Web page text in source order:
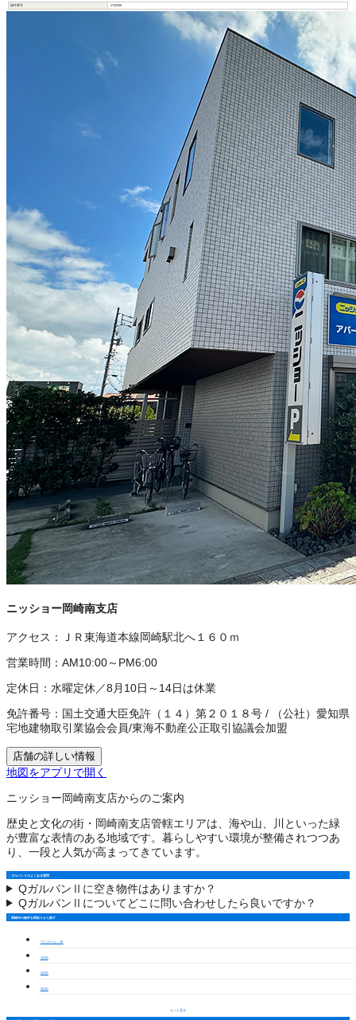
物件番号 2702938
ニッショー岡崎南支店
アクセス：
ＪＲ東海道本線岡崎駅北へ１６０ｍ
営業時間： AM10:00～PM6:00
定休日： 水曜定休／8月10日～14日は休業
免許番号： 国土交通大臣免許（１４）第２０１８号 /
（公社）愛知県
宅地建物取引業協会会員/東海不動産公正取引協議会加盟
店舗の詳しい情報
地図をアプリで開く
ニッショー岡崎南支店からのご案内
歴史と文化の街・岡崎南支店管轄エリアは、海や山、川といった緑
が豊富な表情のある地域です。暮らしやすい環境が整備されつつあ
り、一段と人気が高まってきています。
ガルバンⅡのよくある質問
QガルバンⅡに空き物件はありますか？
QガルバンⅡについてどこに問い合わせしたら良いですか？
岡崎市の物件を間取りから探す
ワンルーム・1K
1LDK
2LDK
3LDK
もっと見る